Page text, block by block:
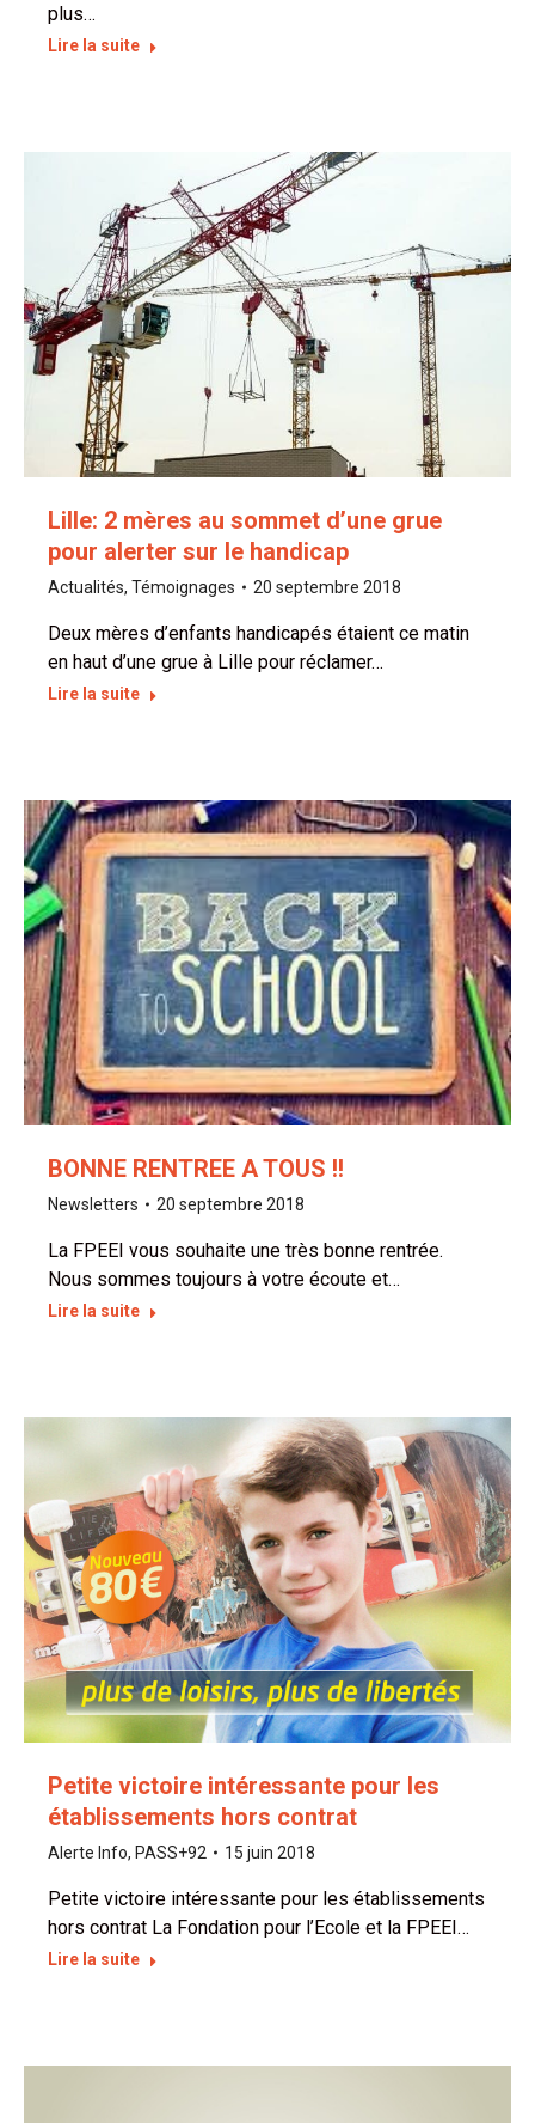
plus…
Lire la suite
Lille: 2 mères au sommet d’une grue
pour alerter sur le handicap
Actualités, Témoignages 20 septembre 2018
Deux mères d’enfants handicapés étaient ce matin
en haut d’une grue à Lille pour réclamer…
Lire la suite
BONNE RENTREE A TOUS !!
Newsletters 20 septembre 2018
La FPEEI vous souhaite une très bonne rentrée.
Nous sommes toujours à votre écoute et…
Lire la suite
Petite victoire intéressante pour les
établissements hors contrat
Alerte Info, PASS+92 15 juin 2018
Petite victoire intéressante pour les établissements
hors contrat La Fondation pour l’Ecole et la FPEEI…
Lire la suite